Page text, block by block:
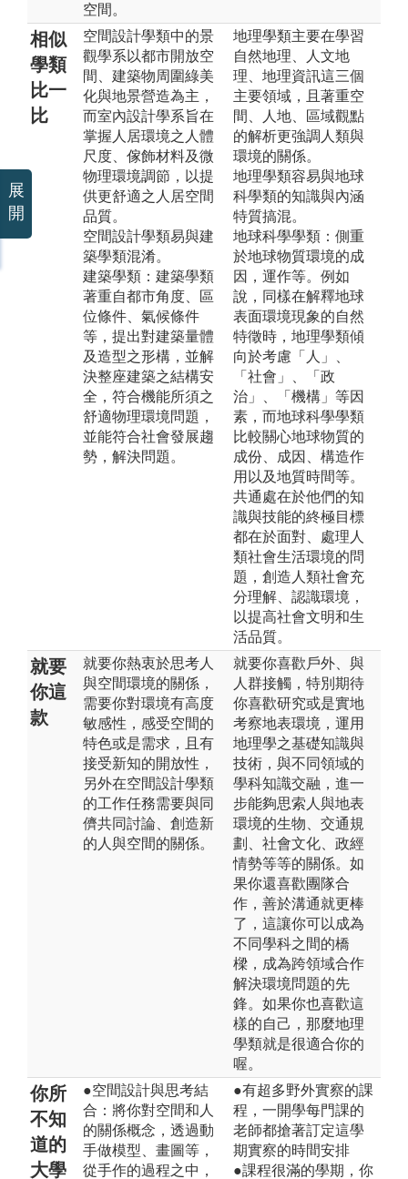
空間。
相似
學類
比一
比
空間設計學類中的景
觀學系以都市開放空
間、建築物周圍綠美
化與地景營造為主，
而室內設計學系旨在
掌握人居環境之人體
尺度、傢飾材料及微
物理環境調節，以提
供更舒適之人居空間
品質。
空間設計學類易與建
築學類混淆。
建築學類：建築學類
著重自都市角度、區
位條件、氣候條件
等，提出對建築量體
及造型之形構，並解
決整座建築之結構安
全，符合機能所須之
舒適物理環境問題，
並能符合社會發展趨
勢，解決問題。
地理學類主要在學習
自然地理、人文地
理、地理資訊這三個
主要領域，且著重空
間、人地、區域觀點
的解析更強調人類與
環境的關係。
地理學類容易與地球
科學類的知識與內涵
特質搞混。
地球科學學類：側重
於地球物質環境的成
因，運作等。例如
說，同樣在解釋地球
表面環境現象的自然
特徵時，地理學類傾
向於考慮「人」、
「社會」、「政
治」、「機構」等因
素，而地球科學學類
比較關心地球物質的
成份、成因、構造作
用以及地質時間等。
共通處在於他們的知
識與技能的終極目標
都在於面對、處理人
類社會生活環境的問
題，創造人類社會充
分理解、認識環境，
以提高社會文明和生
活品質。
就要
你這
款
就要你熱衷於思考人
與空間環境的關係，
需要你對環境有高度
敏感性，感受空間的
特色或是需求，且有
接受新知的開放性，
另外在空間設計學類
的工作任務需要與同
儕共同討論、創造新
的人與空間的關係。
就要你喜歡戶外、與
人群接觸，特別期待
你喜歡研究或是實地
考察地表環境，運用
地理學之基礎知識與
技術，與不同領域的
學科知識交融，進一
步能夠思索人與地表
環境的生物、交通規
劃、社會文化、政經
情勢等等的關係。如
果你還喜歡團隊合
作，善於溝通就更棒
了，這讓你可以成為
不同學科之間的橋
樑，成為跨領域合作
解決環境問題的先
鋒。如果你也喜歡這
樣的自己，那麼地理
學類就是很適合你的
喔。
你所
不知
道的
大學
●空間設計與思考結
合：將你對空間和人
的關係概念，透過動
手做模型、畫圖等，
從手作的過程之中，
●有超多野外實察的課
程，一開學每門課的
老師都搶著訂定這學
期實察的時間安排
●課程很滿的學期，你
展
開